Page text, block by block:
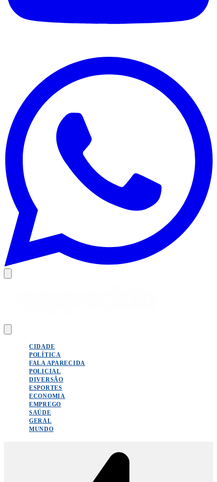
CIDADE
POLÍTICA
FALA APARECIDA
POLICIAL
DIVERSÃO
ESPORTES
ECONOMIA
EMPREGO
SAÚDE
GERAL
MUNDO